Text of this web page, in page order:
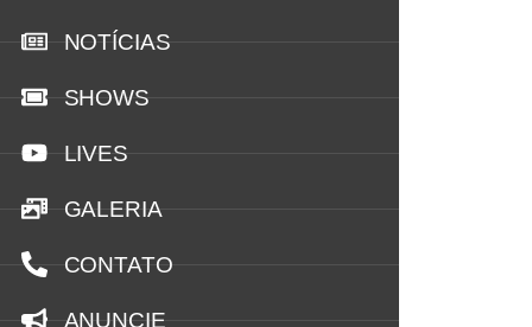
NOTÍCIAS
SHOWS
LIVES
GALERIA
CONTATO
ANUNCIE